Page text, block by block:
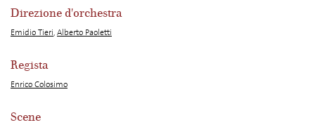
Direzione d'orchestra
Emidio Tieri,Alberto Paoletti
Regista
Enrico Colosimo
Scene